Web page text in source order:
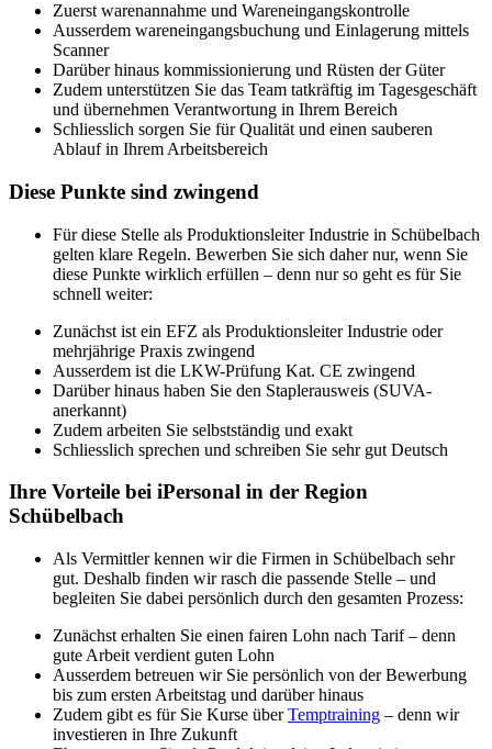
Zuerst warenannahme und Wareneingangskontrolle
Ausserdem wareneingangsbuchung und Einlagerung mittels
Scanner
Darüber hinaus kommissionierung und Rüsten der Güter
Zudem unterstützen Sie das Team tatkräftig im Tagesgeschäft
und übernehmen Verantwortung in Ihrem Bereich
Schliesslich sorgen Sie für Qualität und einen sauberen
Ablauf in Ihrem Arbeitsbereich
Diese Punkte sind zwingend
Für diese Stelle als Produktionsleiter Industrie in Schübelbach
gelten klare Regeln. Bewerben Sie sich daher nur, wenn Sie
diese Punkte wirklich erfüllen – denn nur so geht es für Sie
schnell weiter:
Zunächst ist ein EFZ als Produktionsleiter Industrie oder
mehrjährige Praxis zwingend
Ausserdem ist die LKW-Prüfung Kat. CE zwingend
Darüber hinaus haben Sie den Staplerausweis (SUVA-
anerkannt)
Zudem arbeiten Sie selbstständig und exakt
Schliesslich sprechen und schreiben Sie sehr gut Deutsch
Ihre Vorteile bei iPersonal in der Region
Schübelbach
Als Vermittler kennen wir die Firmen in Schübelbach sehr
gut. Deshalb finden wir rasch die passende Stelle – und
begleiten Sie dabei persönlich durch den gesamten Prozess:
Zunächst erhalten Sie einen fairen Lohn nach Tarif – denn
gute Arbeit verdient guten Lohn
Ausserdem betreuen wir Sie persönlich von der Bewerbung
bis zum ersten Arbeitstag und darüber hinaus
Zudem gibt es für Sie Kurse überTemptraining – denn wir
investieren in Ihre Zukunft